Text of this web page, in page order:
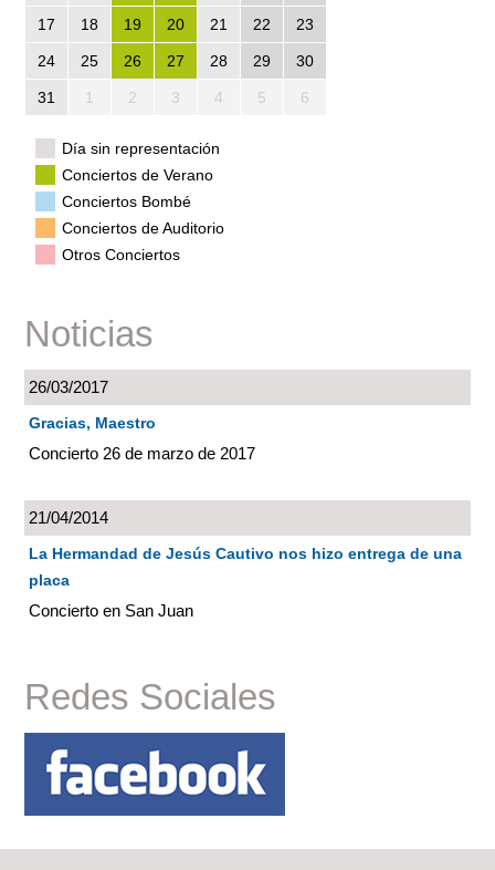
17 18 19 20 21 22 23
24 25 26 27 28 29 30
31 1 2 3 4 5 6
Día sin representación
Conciertos de Verano
Conciertos Bombé
Conciertos de Auditorio
Otros Conciertos
Noticias
26/03/2017
Gracias, Maestro
Concierto 26 de marzo de 2017
21/04/2014
La Hermandad de Jesús Cautivo nos hizo entrega de una
placa
Concierto en San Juan
Redes Sociales